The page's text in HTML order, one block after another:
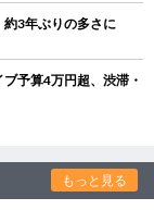
3年ぶりの多さに
予算4万円超、渋滞・
もっと見る